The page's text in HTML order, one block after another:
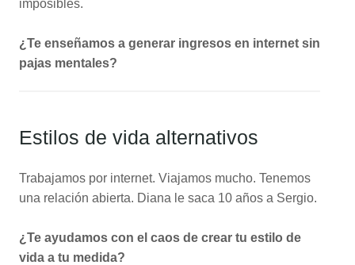
imposibles.
¿Te enseñamos a generar ingresos en internet sin
pajas mentales?
Estilos de vida alternativos
Trabajamos por internet. Viajamos mucho. Tenemos
una relación abierta. Diana le saca 10 años a Sergio.
¿Te ayudamos con el caos de crear tu estilo de
vida a tu medida?